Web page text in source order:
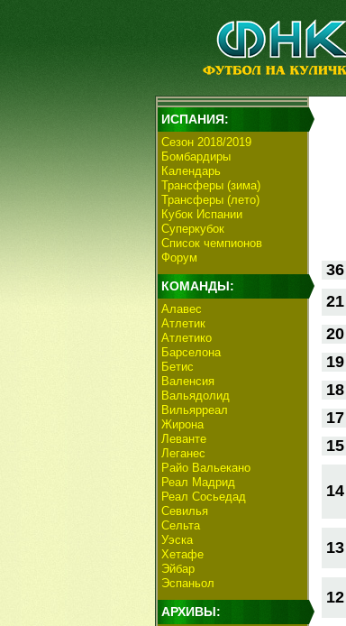
ИСПАНИЯ:
Сезон 2018/2019
Бомбардиры
Календарь
Трансферы (зима)
Трансферы (лето)
Кубок Испании
Суперкубок
Список чемпионов
Форум
КОМАНДЫ:
Алавес
Атлетик
Атлетико
Барселона
Бетис
Валенсия
Вальядолид
Вильярреал
Жирона
Леванте
Леганес
Райо Вальекано
Реал Мадрид
Реал Сосьедад
Севилья
Сельта
Уэска
Хетафе
Эйбар
Эспаньол
АРХИВЫ:
36
21
20
19
18
17
15
14
13
12